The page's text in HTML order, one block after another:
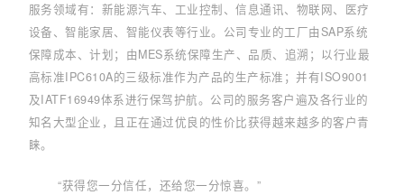
服务领域有：新能源汽车、工业控制、信息通讯、物联网、医疗
设备、智能家居、智能仪表等行业。公司专业的工厂由SAP系统
保障成本、计划；由MES系统保障生产、品质、追溯；以行业最
高标准IPC610A的三级标准作为产品的生产标准；并有ISO9001
及IATF16949体系进行保驾护航。公司的服务客户遍及各行业的
知名大型企业，且正在通过优良的性价比获得越来越多的客户青
睐。
“获得您一分信任，还给您一分惊喜。”